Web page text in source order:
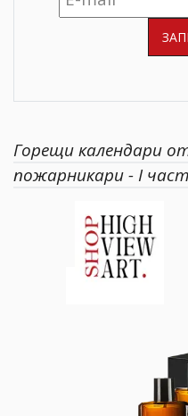
Горещи календари
пожарникари - I част